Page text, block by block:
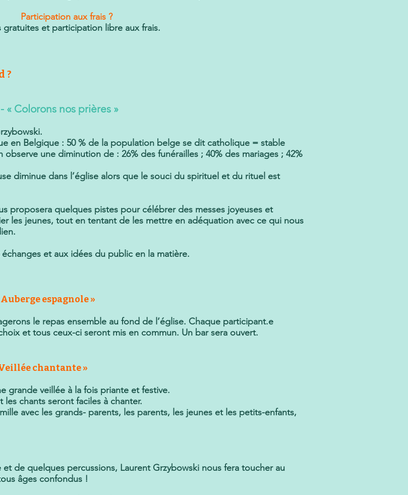
Participation aux frais ?
gratuites et participation libre aux frais.
?
« Colorons nos prières »
en Belgique : 50 % de la population belge se dit catholique = stable
une diminution de : 26% des funérailles ; 40% des mariages ; 42%
diminue dans l’église alors que le souci du spirituel et du rituel est
proposera quelques pistes pour célébrer des messes joyeuses et
les jeunes, tout en tentant de les mettre en adéquation avec ce qui nous
et aux idées du public en la matière.
espagnole »
le repas ensemble au fond de l’église. Chaque participant.e
et tous ceux-ci seront mis en commun. Un bar sera ouvert.
Veillée chantante »
grande veillée à la fois priante et festive.
chants seront faciles à chanter.
avec les grands- parents, les parents, les jeunes et les petits-enfants,
de quelques percussions, Laurent Grzybowski nous fera toucher au
âges confondus !